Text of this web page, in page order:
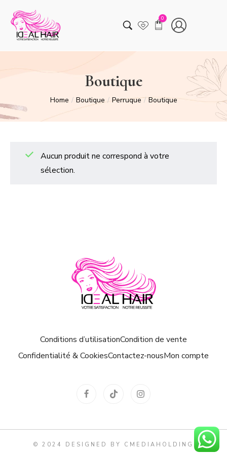
0
Boutique
Home / Boutique / Perruque / Boutique
Aucun produit ne correspond à votre
sélection.
Conditions d’utilisationCondition de vente
Confidentialité & CookiesContactez-nousMon compte
© 2024 DESIGNED BY CMEDIAHOLDING